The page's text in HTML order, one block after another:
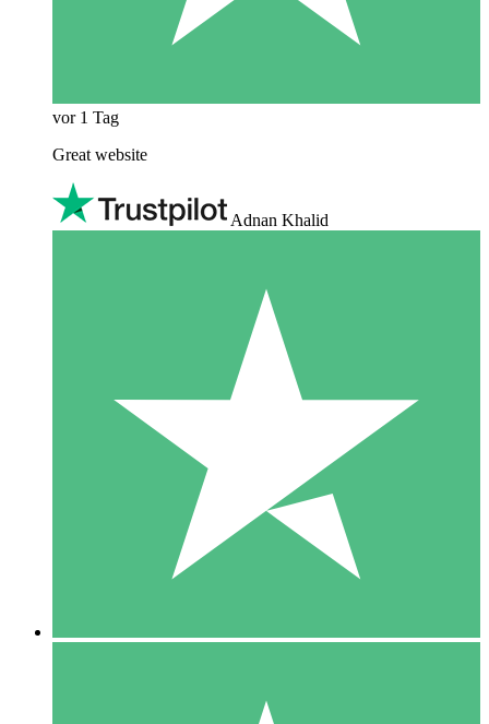
vor 1 Tag
Great website
Adnan Khalid